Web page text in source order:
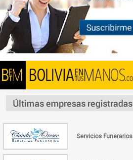
Servicios Funerarios